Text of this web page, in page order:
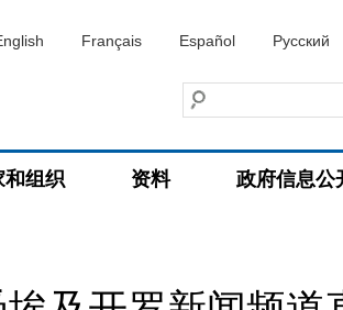
Français Español Русский
和组织 资料 政府信息公